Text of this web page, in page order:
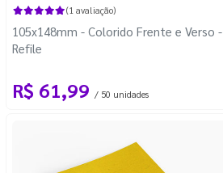
(1 avaliação)
105x148mm - Colorido Frente e Verso -
Refile
R$ 61,99 / 50 unidades